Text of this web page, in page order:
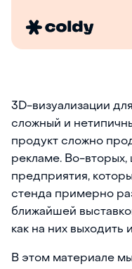
3D-визуализации
сложный и
продукт сложно
рекламе. Во-вторых,
предприятия,
стенда примерно
ближайшей
как на них выходить
В этом материале